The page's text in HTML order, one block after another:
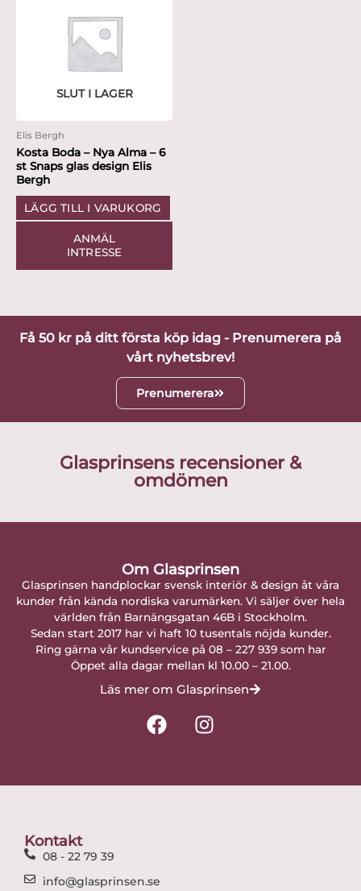
SLUT I LAGER
Elis Bergh
Kosta Boda – Nya Alma – 6
st Snaps glas design Elis
Bergh
LÄGG TILL I VARUKORG
ANMÄL
INTRESSE
Få 50 kr på ditt första köp idag - Prenumerera på
vårt nyhetsbrev!
Prenumerera
Glasprinsens recensioner &
omdömen
Om Glasprinsen
Glasprinsen handplockar svensk interiör & design åt våra
kunder från kända nordiska varumärken. Vi säljer över hela
världen från Barnängsgatan 46B i Stockholm.
Sedan start 2017 har vi haft 10 tusentals nöjda kunder.
Ring gärna vår kundservice på 08 – 227 939 som har
Öppet alla dagar mellan kl 10.00 – 21.00.
Läs mer om Glasprinsen
F
a
I
n
Kontakt
08 - 22 79 39
info@glasprinsen.se